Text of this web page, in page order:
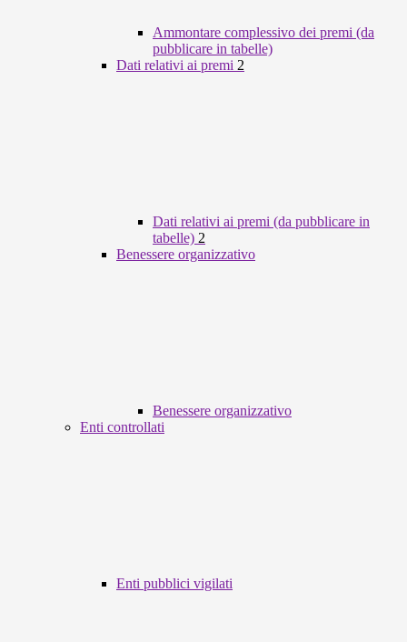
Ammontare complessivo dei premi (da
pubblicare in tabelle)
Dati relativi ai premi 2
Dati relativi ai premi (da pubblicare in
tabelle) 2
Benessere organizzativo
Benessere organizzativo
Enti controllati
Enti pubblici vigilati